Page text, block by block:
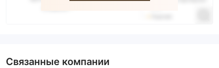
Связанные компании